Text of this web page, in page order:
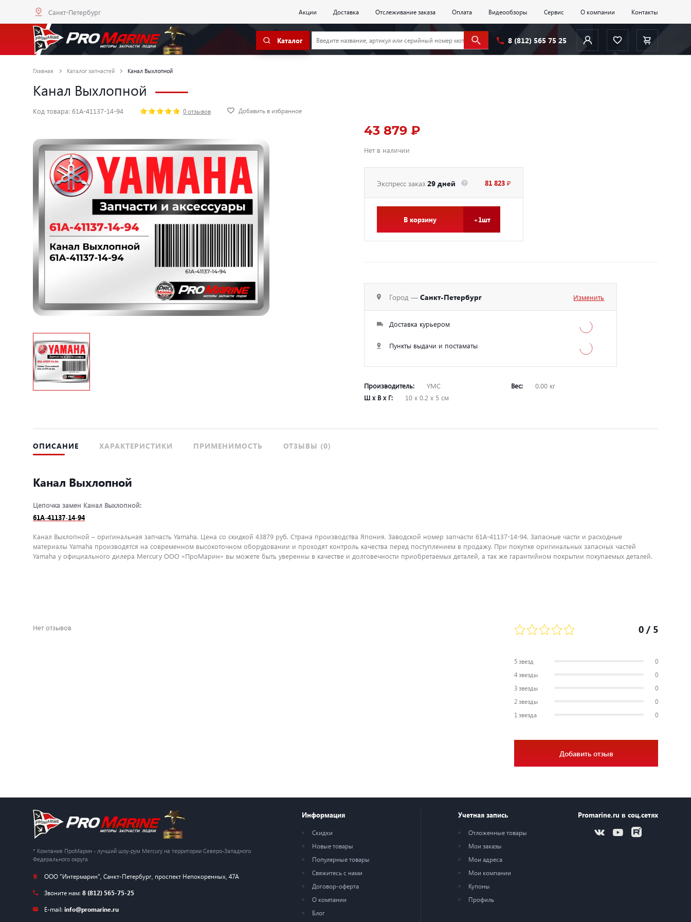
Санкт-Петербург Акции Доставка Отслеживание заказа Оплата Видеообзоры Сервис О компании Контакты
Каталог 8 (812) 565 75 25
Главная Каталог запчастей Канал Выхлопной
Канал Выхлопной
Код товара: 61A-41137-14-94 0 отзывов Добавить в избранное
43 879 ₽
Нет в наличии
Экспресс заказ29 дней 81 823 ₽
В корзину +1шт
Город —Санкт-Петербург Изменить
Доставка курьером
Пункты выдачи и постаматы
Производитель: YMC Вес:
0.00 кг
Ш х В х Г:
10 х 0.2 х 5 см
ОПИСАНИЕ ХАРАКТЕРИСТИКИ ПРИМЕНИМОСТЬ ОТЗЫВЫ (0)
Канал Выхлопной
Цепочка замен Канал Выхлопной:
61A-41137-14-94
Канал Выхлопной – оригинальная запчасть Yamaha. Цена со скидкой 43879 руб. Страна производства Япония. Заводской номер запчасти 61A-41137-14-94. Запасные части и расходные
материалы Yamaha производятся на современном высокоточном оборудовании и проходят контроль качества перед поступлением в продажу. При покупке оригинальных запасных частей
Yamaha у официального дилера Mercury ООО «ПроМарин» вы можете быть уверенны в качестве и долговечности приобретаемых деталей, а так же гарантийном покрытии покупаемых деталей.
0 / 5
5 звезд
0
4 звезды
0
3 звезды
0
2 звезды
0
1 звезда
0
Добавить отзыв
Нет отзывов
* Компания ПроМарин - лучший шоу-рум Mercury на территории Северо-Западного
Федерального округа
ООО "Интермарин", Санкт-Петербург, проспект Непокоренных, 47А
Звоните нам: 8 (812) 565-75-25
E-mail: info@promarine.ru
Информация
Скидки
Новые товары
Популярные товары
Свяжитесь с нами
Договор-оферта
О компании
Блог
Учетная запись
Отложенные товары
Мои заказы
Мои адреса
Мои компании
Купоны
Профиль
Promarine.ru в соц.сетях